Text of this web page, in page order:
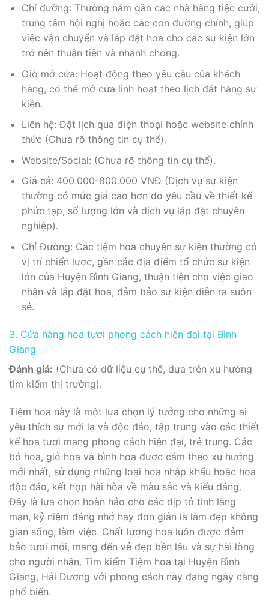
Chỉ đường: Thường nằm gần các nhà hàng tiệc cưới,
trung tâm hội nghị hoặc các con đường chính, giúp
việc vận chuyển và lắp đặt hoa cho các sự kiện lớn
trở nên thuận tiện và nhanh chóng.
Giờ mở cửa: Hoạt động theo yêu cầu của khách
hàng, có thể mở cửa linh hoạt theo lịch đặt hàng sự
kiện.
Liên hệ: Đặt lịch qua điện thoại hoặc website chính
thức (Chưa rõ thông tin cụ thể).
Website/Social: (Chưa rõ thông tin cụ thể).
Giá cả: 400.000-800.000 VNĐ (Dịch vụ sự kiện
thường có mức giá cao hơn do yêu cầu về thiết kế
phức tạp, số lượng lớn và dịch vụ lắp đặt chuyên
nghiệp).
Chỉ Đường: Các tiệm hoa chuyên sự kiện thường có
vị trí chiến lược, gần các địa điểm tổ chức sự kiện
lớn của Huyện Bình Giang, thuận tiện cho việc giao
nhận và lắp đặt hoa, đảm bảo sự kiện diễn ra suôn
sẻ.
3. Cửa hàng hoa tươi phong cách hiện đại tại Bình
Giang
Đánh giá: (Chưa có dữ liệu cụ thể, dựa trên xu hướng
tìm kiếm thị trường).
Tiệm hoa này là một lựa chọn lý tưởng cho những ai
yêu thích sự mới lạ và độc đáo, tập trung vào các thiết
kế hoa tươi mang phong cách hiện đại, trẻ trung. Các
bó hoa, giỏ hoa và bình hoa được cắm theo xu hướng
mới nhất, sử dụng những loại hoa nhập khẩu hoặc hoa
độc đáo, kết hợp hài hòa về màu sắc và kiểu dáng.
Đây là lựa chọn hoàn hảo cho các dịp tỏ tình lãng
mạn, kỷ niệm đáng nhớ hay đơn giản là làm đẹp không
gian sống, làm việc. Chất lượng hoa luôn được đảm
bảo tươi mới, mang đến vẻ đẹp bền lâu và sự hài lòng
cho người nhận. Tìm kiếm Tiệm hoa tại Huyện Bình
Giang, Hải Dương với phong cách này đang ngày càng
phổ biến.